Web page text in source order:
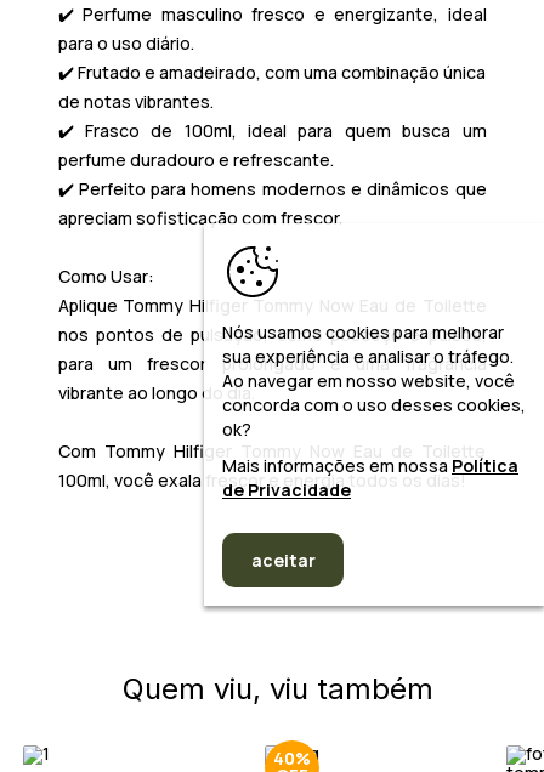
✔️ Perfume masculino fresco e energizante, ideal
para o uso diário.
✔️ Frutado e amadeirado, com uma combinação única
de notas vibrantes.
✔️ Frasco de 100ml, ideal para quem busca um
perfume duradouro e refrescante.
✔️ Perfeito para homens modernos e dinâmicos que
apreciam sofisticação com frescor.
Como Usar:
Aplique Tommy Hilfiger Tommy Now Eau de Toilette
nos pontos de pulsação, como pescoço e pulsos,
para um frescor prolongado e uma fragrância
vibrante ao longo do dia.
Com Tommy Hilfiger Tommy Now Eau de Toilette
100ml, você exala frescor e energia todos os dias!
Quem viu, viu também
40%
Nós usamos cookies para melhorar
sua experiência e analisar o tráfego.
Ao navegar em nosso website, você
concorda com o uso desses cookies,
ok?
Mais informações em nossaPolítica
de Privacidade
aceitar